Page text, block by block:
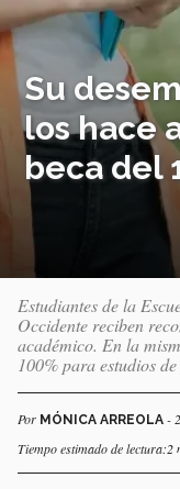
Su
los hace
beca del
Estudiantes de la
Occidente reciben
académico. En la
100% para estudios
Por MÓNICA ARREOLA -
Tiempo estimado de lectura:2